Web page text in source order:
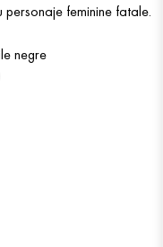
feminine fatale.
negre